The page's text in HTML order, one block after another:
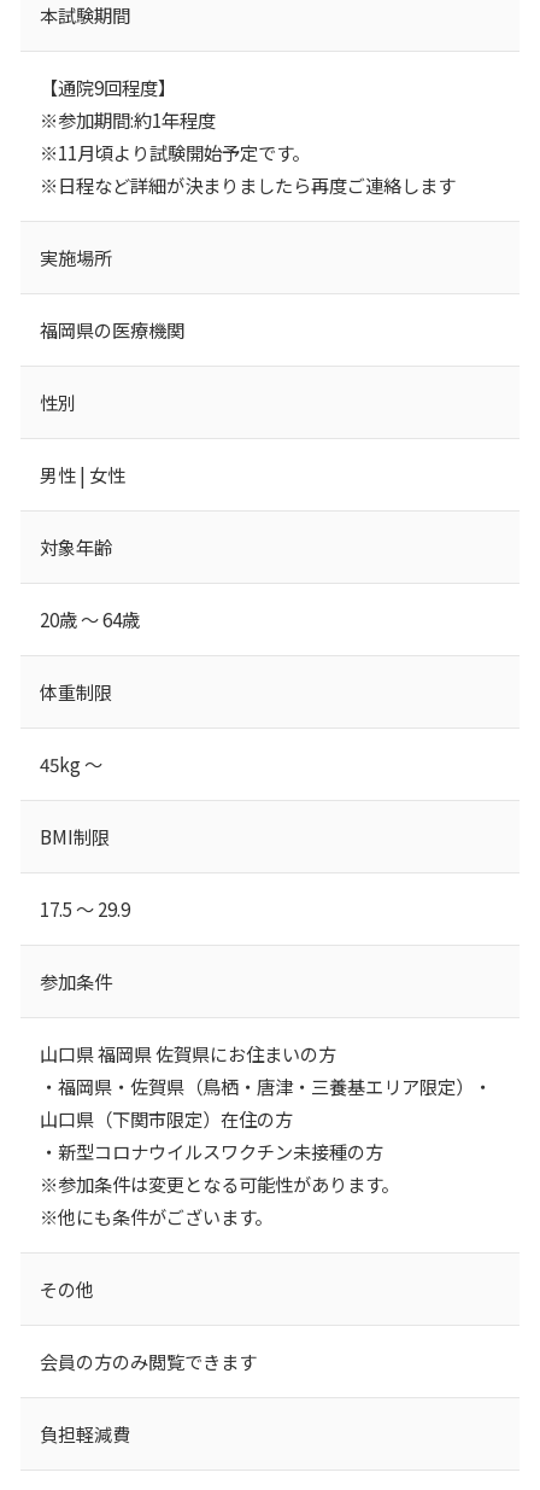
本試験期間
【通院9回程度】
※参加期間:約1年程度
※11月頃より試験開始予定です。
※日程など詳細が決まりましたら再度ご連絡します
実施場所
福岡県の医療機関
性別
男性 | 女性
対象年齢
20歳 ～ 64歳
体重制限
45kg ～
BMI制限
17.5 ～ 29.9
参加条件
山口県 福岡県 佐賀県にお住まいの方
・福岡県・佐賀県（鳥栖・唐津・三養基エリア限定）・
山口県（下関市限定）在住の方
・新型コロナウイルスワクチン未接種の方
※参加条件は変更となる可能性があります。
※他にも条件がございます。
その他
会員の方のみ閲覧できます
負担軽減費